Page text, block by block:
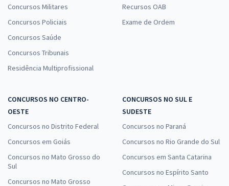
Concursos Militares
Concursos Policiais
Concursos Saúde
Concursos Tribunais
Residência Multiprofissional
Recursos OAB
Exame de Ordem
CONCURSOS NO CENTRO-
OESTE
Concursos no Distrito Federal
Concursos em Goiás
Concursos no Mato Grosso do
Sul
Concursos no Mato Grosso
CONCURSOS NO SUL E
SUDESTE
Concursos no Paraná
Concursos no Rio Grande do Sul
Concursos em Santa Catarina
Concursos no Espírito Santo